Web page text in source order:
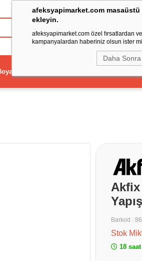
afeksyapimarket.com
ekleyin.
afeksyapimarket.com özel fırsatlardan
kampanyalardan haberiniz olsun ister
Daha Sonra
Akfix
Barkod :
Stok
18